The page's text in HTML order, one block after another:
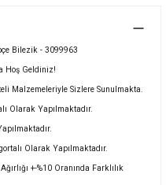
Bilezik - 3099963
Hoş Geldiniz!
Malzemeleriyle Sizlere Sunulmakta.
Olarak Yapılmaktadır.
Olarak Yapılmaktadır.
+-%10 Oranında Farklılık